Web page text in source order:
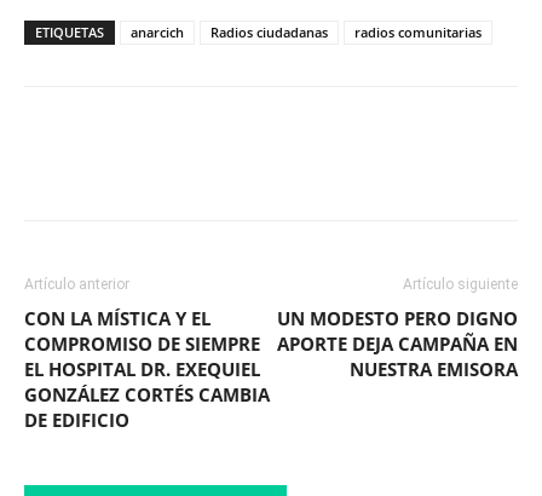
ETIQUETAS anarcich Radios ciudadanas radios comunitarias
Artículo anterior
CON LA MÍSTICA Y EL
COMPROMISO DE SIEMPRE
EL HOSPITAL DR. EXEQUIEL
GONZÁLEZ CORTÉS CAMBIA
DE EDIFICIO
Artículo siguiente
UN MODESTO PERO DIGNO
APORTE DEJA CAMPAÑA EN
NUESTRA EMISORA